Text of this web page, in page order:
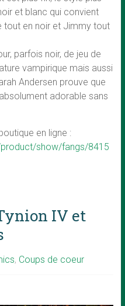
et blanc qui convient
tout en noir et Jimmy tout
parfois noir, de jeu de
vampirique mais aussi
Andersen prouve que
adorable sans
en ligne :
show/fangs/8415
IV et
, Coups de coeur